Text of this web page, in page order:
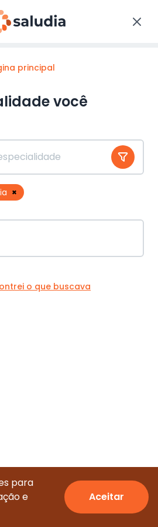
principal
você
×
o que buscava
direitos reservados.
para
e
Aceitar